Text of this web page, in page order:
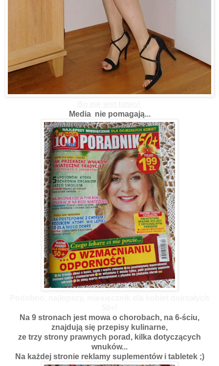
Media nie pomagają...
Na 9 stronach jest mowa o chorobach, na 6-ściu,
znajdują się przepisy kulinarne,
ze trzy strony prawnych porad, kilka dotyczących
wnuków...
Na każdej stronie reklamy suplementów i tabletek ;)